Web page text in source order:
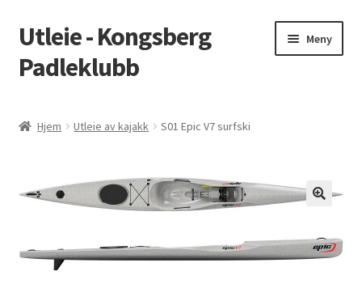
Hopp
til
navigasjon
Hopp
til
innhold
Utleie - Kongsberg
Padleklubb
Meny
Vilkår
Kongsberg Padleklubb
Hjem Utleie av kajakk S01 Epic V7 surfski